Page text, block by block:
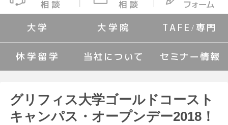
大学 大学院 TAFE/専門
休学留学 当社について セミナー情報
グリフィス大学ゴールドコースト
キャンパス・オープンデー2018！